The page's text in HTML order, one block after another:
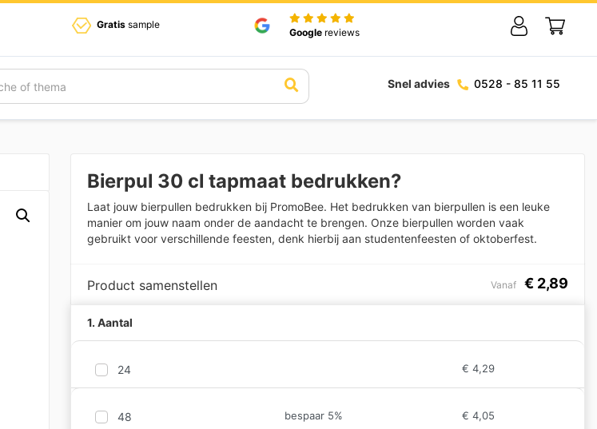
Gratis sample
Google reviews
Snel advies 0528 - 85 11 55
Bierpul 30 cl tapmaat bedrukken?
Laat jouw bierpullen bedrukken bij PromoBee. Het bedrukken van bierpullen is een leuke
manier om jouw naam onder de aandacht te brengen. Onze bierpullen worden vaak
gebruikt voor verschillende feesten, denk hierbij aan studentenfeesten of oktoberfest.
Product samenstellen Vanaf € 2,89
1. Aantal
24 € 4,29
48 bespaar 5% € 4,05